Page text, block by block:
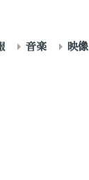
音楽 映像